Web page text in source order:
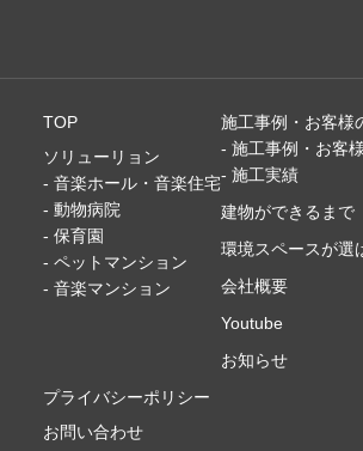
TOP
ソリューリョン
- 音楽ホール・音楽住宅
- 動物病院
- 保育園
- ペットマンション
- 音楽マンション
施工事例・お客様
- 施工事例・お客
- 施工実績
建物ができるまで
環境スペースが選
会社概要
Youtube
お知らせ
プライバシーポリシー
お問い合わせ